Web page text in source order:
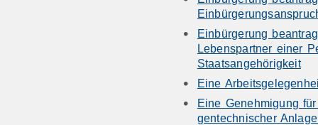
Einbürgerung
Lebenspartner einer
Staatsangehörigkeit
Eine
Eine Genehmigung
gentechnischer